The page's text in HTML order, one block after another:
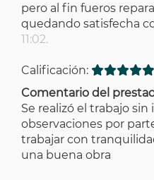
pero al fin fueros
quedando satisfecha
11:02.
Calificación:
Comentario del
Se realizó el trabajo
observaciones por
trabajar con
una buena obra